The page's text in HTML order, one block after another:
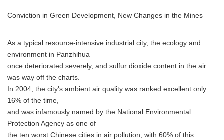
Conviction in Green Development, New Changes in the Mines
As a typical resource-intensive industrial city, the ecology and
environment in Panzhihua
once deteriorated severely, and sulfur dioxide content in the air
was way off the charts.
In 2004, the city's ambient air quality was ranked excellent only
16% of the time,
and was infamously named by the National Environmental
Protection Agency as one of
the ten worst Chinese cities in air pollution, with 60% of this